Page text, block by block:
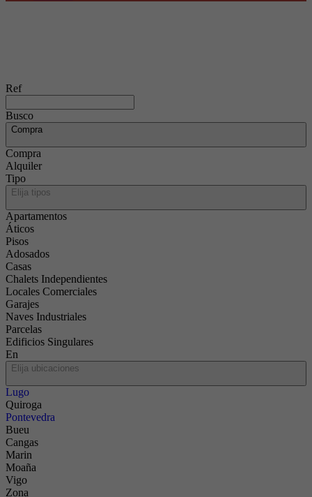
Ref
Busco
Compra
Compra
Alquiler
Tipo
Elija tipos
Apartamentos
Áticos
Pisos
Adosados
Casas
Chalets Independientes
Locales Comerciales
Garajes
Naves Industriales
Parcelas
Edificios Singulares
En
Elija ubicaciones
Lugo
Quiroga
Pontevedra
Bueu
Cangas
Marin
Moaña
Vigo
Zona